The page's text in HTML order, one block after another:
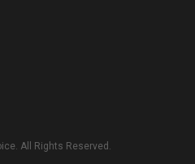
All Rights Reserved.